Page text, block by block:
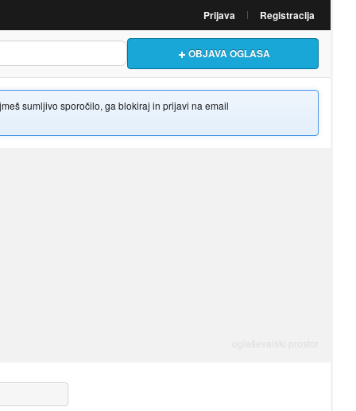
Prijava Registracija
OBJAVA OGLASA
sumljivo sporočilo, ga blokiraj in prijavi na email